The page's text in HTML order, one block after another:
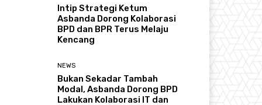
Intip Strategi Ketum
Asbanda Dorong Kolaborasi
BPD dan BPR Terus Melaju
Kencang
NEWS
Bukan Sekadar Tambah
Modal, Asbanda Dorong BPD
Lakukan Kolaborasi IT dan